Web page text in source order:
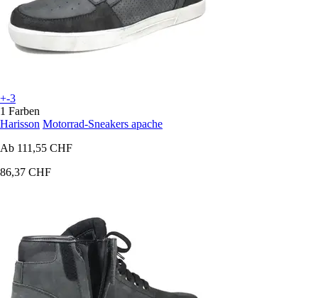
+-3
1 Farben
Harisson Motorrad-Sneakers apache
Ab 111,55 CHF
86,37 CHF